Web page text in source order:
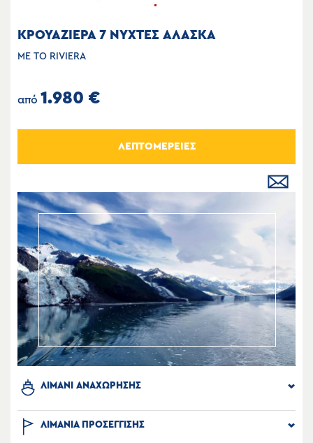
ΚΡΟΥΑΖΙΕΡΑ 7 ΝΥΧΤΕΣ ΑΛΑΣΚΑ
ΜΕ ΤΟ RIVIERA
από 1.980 €
ΛΕΠΤΟΜΕΡΕΙΕΣ
ΛΙΜΑΝΙ ΑΝΑΧΩΡΗΣΗΣ
ΛΙΜΑΝΙΑ ΠΡΟΣΕΓΓΙΣΗΣ